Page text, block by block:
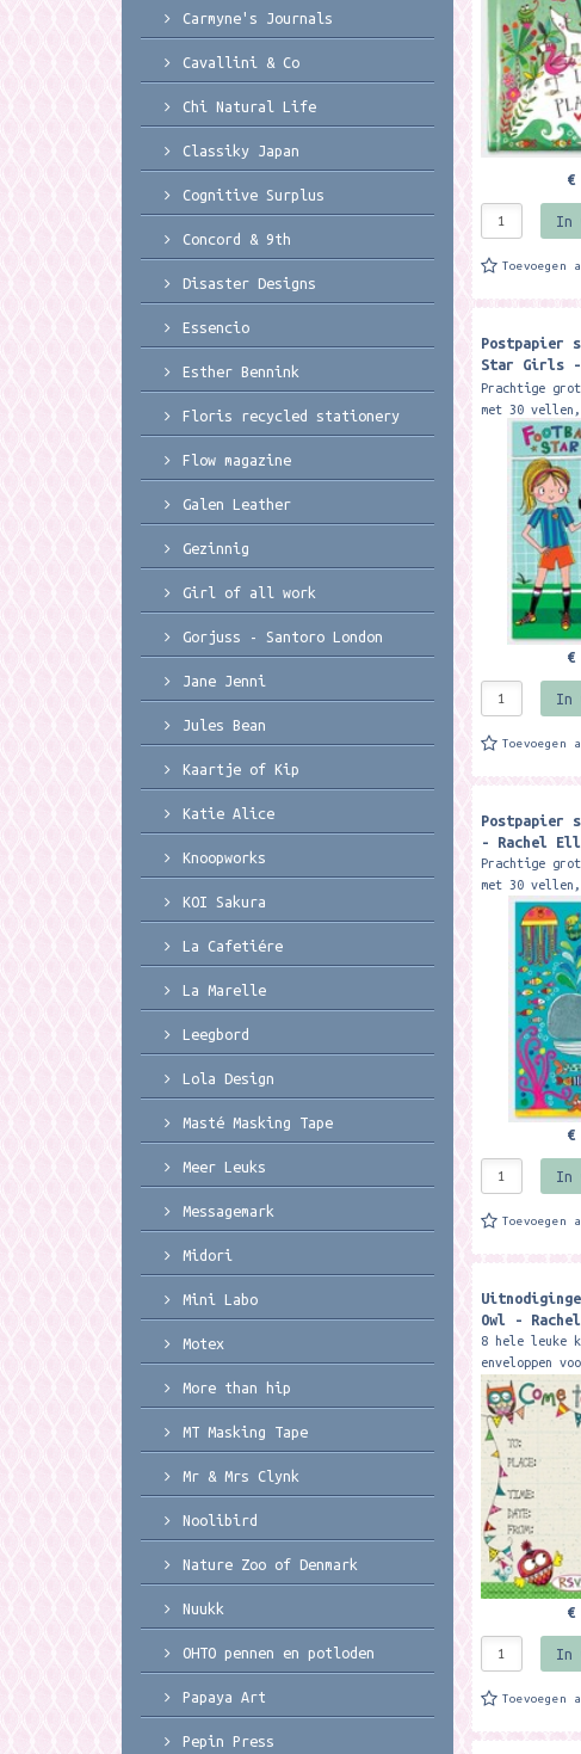
14,7 cm....
€
In
Postpapier
Star Girls -
designs
Prachtige
met 30
enveloppen
Formaat: 16
Rachel Ellen
€
In
Postpapier
- Rachel
Prachtige
met 30
enveloppen
Formaat: 16
Rachel Ellen
€
In
Owl -
8 hele leuke
enveloppen
14,9 cm.
€
In
Carmyne's Journals
Cavallini & Co
Chi Natural Life
Classiky Japan
Cognitive Surplus
Concord & 9th
Disaster Designs
Essencio
Esther Bennink
Floris recycled stationery
Flow magazine
Galen Leather
Gezinnig
Girl of all work
Gorjuss - Santoro London
Jane Jenni
Jules Bean
Kaartje of Kip
Katie Alice
Knoopworks
KOI Sakura
La Cafetiére
La Marelle
Leegbord
Lola Design
Masté Masking Tape
Meer Leuks
Messagemark
Midori
Mini Labo
Motex
More than hip
MT Masking Tape
Mr & Mrs Clynk
Noolibird
Nature Zoo of Denmark
Nuukk
OHTO pennen en potloden
Papaya Art
Pepin Press